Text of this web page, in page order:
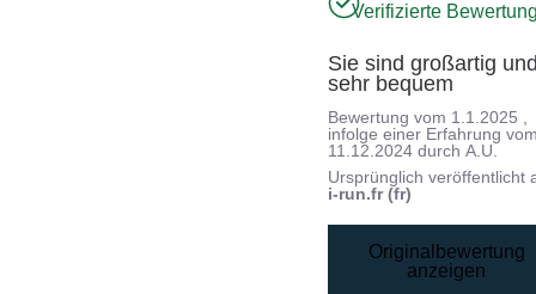
Verifizierte
Sie sind großartig
sehr bequem
Bewertung vom 1.1.2025
infolge einer Erfahrung
11.12.2024 durchA.U.
Ursprünglich veröffentlicht
i-run.fr (fr)
Originalbewertung
anzeigen